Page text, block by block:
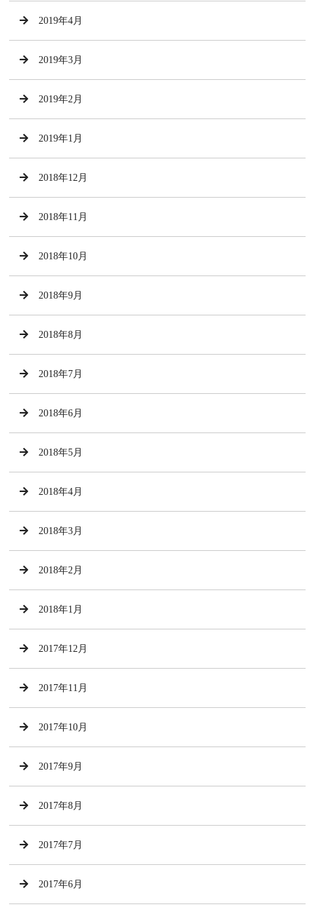
2019年4月
2019年3月
2019年2月
2019年1月
2018年12月
2018年11月
2018年10月
2018年9月
2018年8月
2018年7月
2018年6月
2018年5月
2018年4月
2018年3月
2018年2月
2018年1月
2017年12月
2017年11月
2017年10月
2017年9月
2017年8月
2017年7月
2017年6月